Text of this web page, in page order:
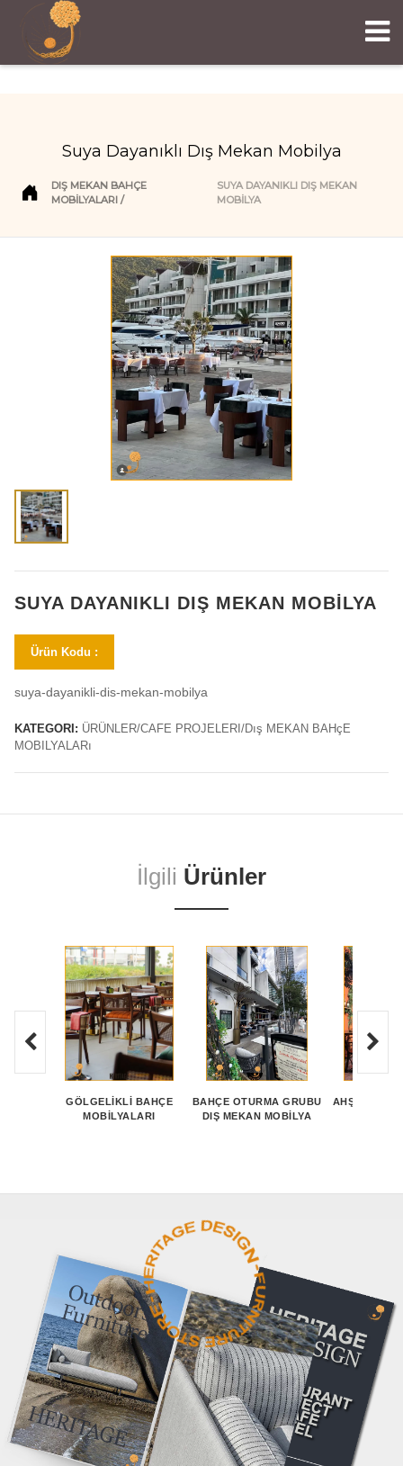
Suya Dayanıklı Dış Mekan Mobilya
DIŞ MEKAN BAHÇE
MOBILYALARI
SUYA DAYANIKLI DIŞ MEKAN
MOBILYA
SUYA DAYANIKLI DIŞ MEKAN MOBILYA
Ürün Kodu :
suya-dayanikli-dis-mekan-mobilya
KATEGORI: ÜRÜNLER/CAFE PROJELERI/Dış MEKAN BAHçE
MOBILYALARı
İlgili Ürünler
GÖLGELIKLI BAHÇE
MOBILYALARI
BAHÇE OTURMA GRUBU
DIŞ MEKAN MOBILYA
AHŞAP